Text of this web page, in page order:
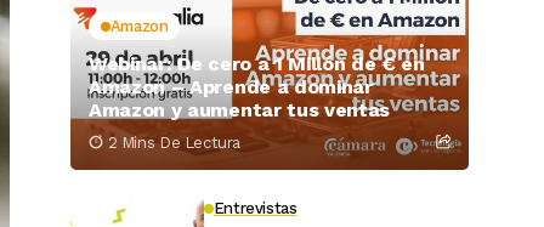
Amazon
Webinar: De cero a 1 Millón de € en
Amazon – Aprende a dominar
Amazon y aumentar tus ventas
2 Mins De Lectura
Entrevistas